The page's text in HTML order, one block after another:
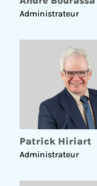
Administrateur
Patrick Hiriart
Administrateur